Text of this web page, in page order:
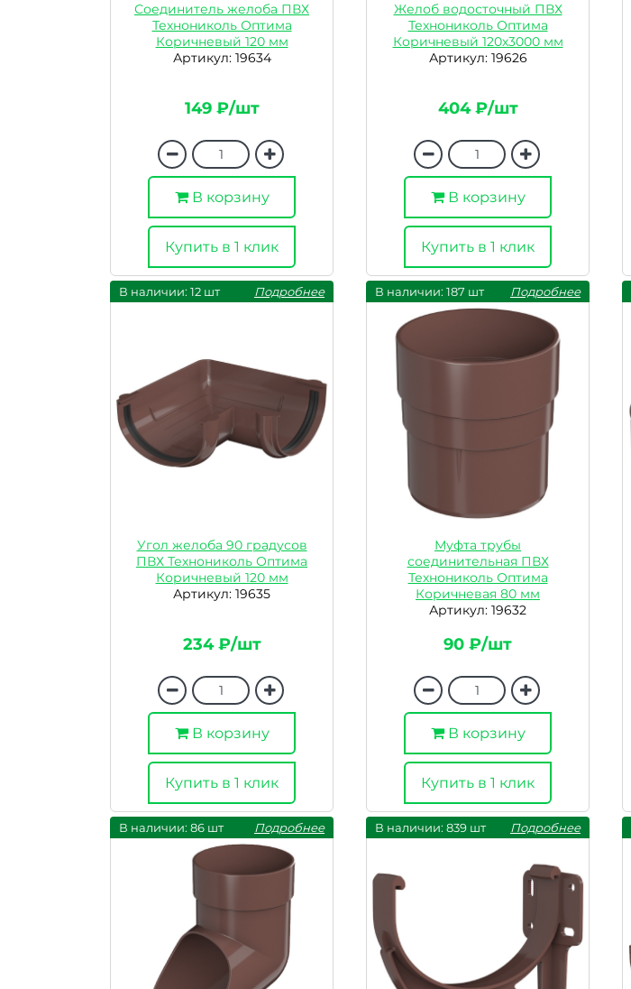
Соединитель желоба ПВХ
Технониколь Оптима
Коричневый 120 мм
Артикул: 19634
149 ₽/шт
В корзину
Купить в 1 клик
Желоб водосточный ПВХ
Технониколь Оптима
Коричневый 120х3000 мм
Артикул: 19626
404 ₽/шт
В корзину
Купить в 1 клик
В наличии: 12 шт Подробнее
Угол желоба 90 градусов
ПВХ Технониколь Оптима
Коричневый 120 мм
Артикул: 19635
234 ₽/шт
В корзину
Купить в 1 клик
В наличии: 187 шт Подробнее
Муфта трубы
соединительная ПВХ
Технониколь Оптима
Коричневая 80 мм
Артикул: 19632
90 ₽/шт
В корзину
Купить в 1 клик
В наличии: 86 шт Подробнее В наличии: 839 шт Подробнее